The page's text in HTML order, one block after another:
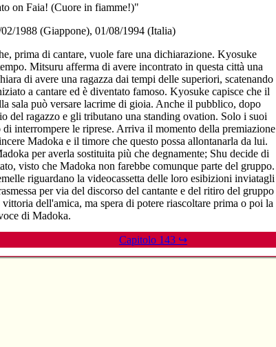
on Faia! (Cuore in fiamme!)"
02/1988 (Giappone), 01/08/1994 (Italia)
prima di cantare, vuole fare una dichiarazione. Kyosuke
Mitsuru afferma di avere incontrato in questa città una
di avere una ragazza dai tempi delle superiori, scatenando
a cantare ed è diventato famoso. Kyosuke capisce che il
sala può versare lacrime di gioia. Anche il pubblico, dopo
del ragazzo e gli tributano una standing ovation. Solo i suoi
interrompere le riprese. Arriva il momento della premiazione
Madoka e il timore che questo possa allontanarla da lui.
per averla sostituita più che degnamente; Shu decide di
visto che Madoka non farebbe comunque parte del gruppo.
riguardano la videocassetta delle loro esibizioni inviatagli
per via del discorso del cantante e del ritiro del gruppo
dell'amica, ma spera di potere riascoltare prima o poi la
di Madoka.
Capitolo 143 ↪